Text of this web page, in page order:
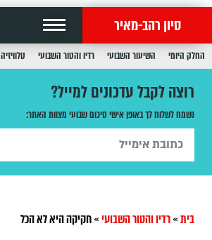
סיון רהב-מאיר
החלק היומי השיעור השבועי רדיו והטור השבועי טלוויזיה
רוצה לקבל עדכונים למייל?
נשמח לשלוח לך באופן אישי סיכום שבועי מצוות האתר:
בית»רדיו והטור השבועי»חקיקה היא לא הכל